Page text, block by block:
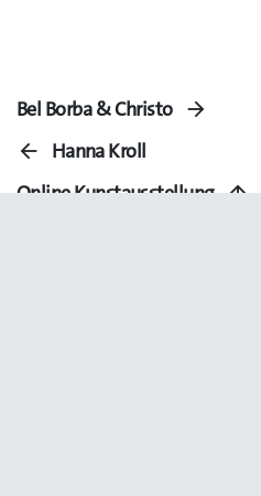
Hanna Kroll
Online Kunstausstellung
Bel Borba & Christo